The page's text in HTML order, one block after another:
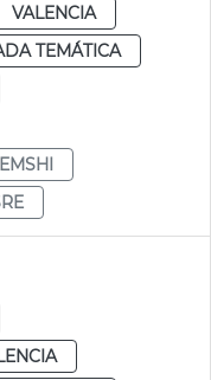
VALENCIA
TEMÁTICA
EMSHI